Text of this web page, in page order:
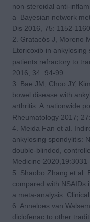
non-steroidal anti-
a Bayesian network
Dis 2016, 75: 1152-1160.
2. Gratacós J, Moreno
Etoricoxib in
patients refractory to
2016, 34: 94-99.
3. Bae JM, Choo JY,
bowel disease with
arthritis: A nationwide
Rheumatology 2017;
4. Meida Fan et al.
ankylosing spondylitis:
double‑blinded,
Medicine 2020,19:3031-
5. Shaobo Zhang et al.
compared with NSAIDs
a meta-analysis.
6. Anneloes van
diclofenac to other